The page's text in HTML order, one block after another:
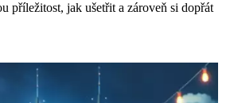
příležitost, jak ušetřit a zároveň si dopřát